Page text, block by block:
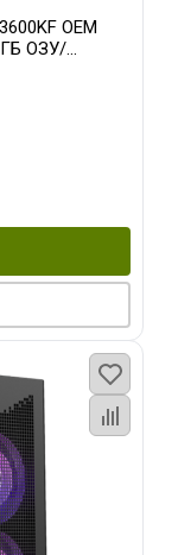
OEM
ГБ ОЗУ/
128bit